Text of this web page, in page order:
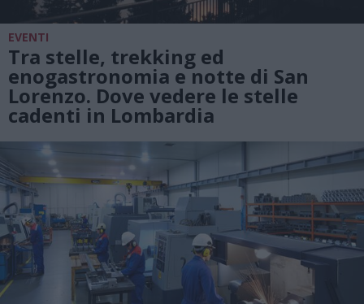
EVENTI
Tra stelle, trekking ed
enogastronomia e notte di San
Lorenzo. Dove vedere le stelle
cadenti in Lombardia